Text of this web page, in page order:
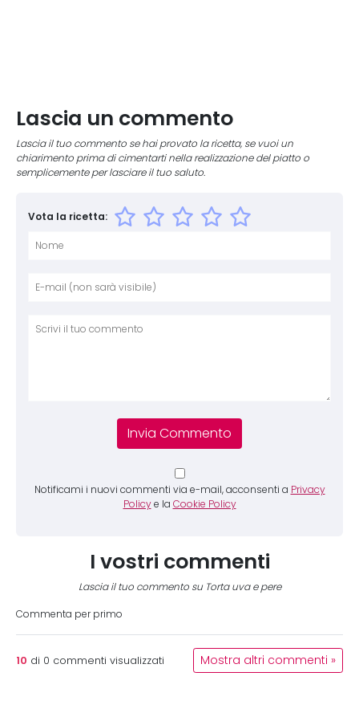
Lascia un commento
Lascia il tuo commento se hai provato la ricetta, se vuoi un
chiarimento prima di cimentarti nella realizzazione del piatto o
semplicemente per lasciare il tuo saluto.
Vota la ricetta:
Notificami i nuovi commenti via e-mail, acconsenti a Privacy
Policy e la Cookie Policy
I vostri commenti
Lascia il tuo commento su Torta uva e pere
Commenta per primo
10 di 0 commenti visualizzati Mostra altri commenti »